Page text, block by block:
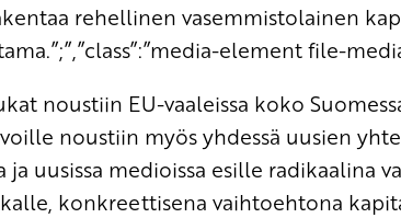
rehellinen vasemmistolainen
element file-
noustiin EU-vaaleissa koko
noustiin myös yhdessä uusien
uusissa medioissa esille radikaalina
konkreettisena vaihtoehtona